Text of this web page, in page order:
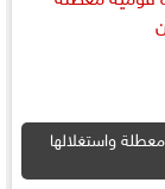
واستغلالها